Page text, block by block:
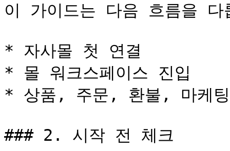
이 가이드는 다음 흐름을 다
* 자사몰 첫 연결
* 몰 워크스페이스 진입
* 상품, 주문, 환불, 마케
### 2. 시작 전 체크